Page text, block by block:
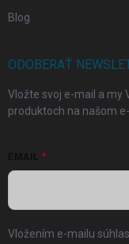
Blog
ODOBERAŤ
Vložte svoj e-mail a my
produktoch na našom
Vložením e-mailu